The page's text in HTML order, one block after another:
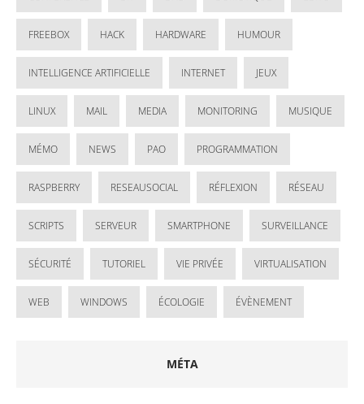
FREEBOX HACK HARDWARE HUMOUR
INTELLIGENCE ARTIFICIELLE INTERNET JEUX
LINUX MAIL MEDIA MONITORING MUSIQUE
MÉMO NEWS PAO PROGRAMMATION
RASPBERRY RESEAUSOCIAL RÉFLEXION RÉSEAU
SCRIPTS SERVEUR SMARTPHONE SURVEILLANCE
SÉCURITÉ TUTORIEL VIE PRIVÉE VIRTUALISATION
WEB WINDOWS ÉCOLOGIE ÉVÈNEMENT
MÉTA